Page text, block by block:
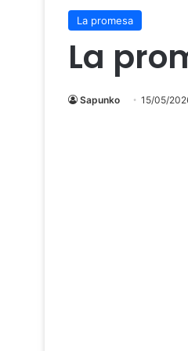
La promesa
La
Sapunko 15/05/